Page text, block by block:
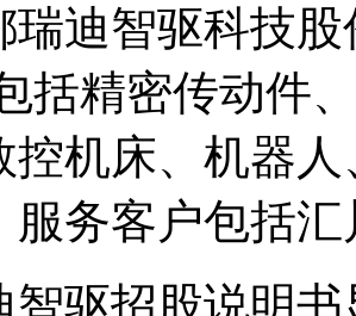
智驱科技股
括精密传动件
控机床、机器
服务客户包括
招股说明书